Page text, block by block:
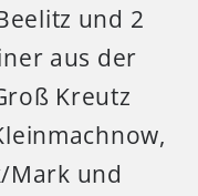
und 2
aus der
Kreutz
Mark und